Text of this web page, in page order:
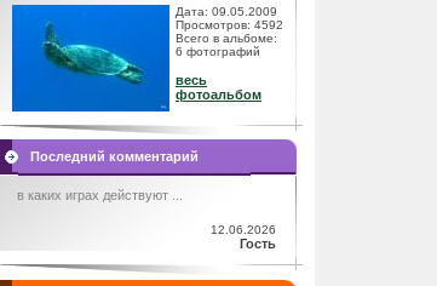
Дата: 09.05.2009
Просмотров: 4592
Всего в альбоме:
6 фотографий
весь
фотоальбом
Последний комментарий
в каких играх действуют ...
12.06.2026
Гость